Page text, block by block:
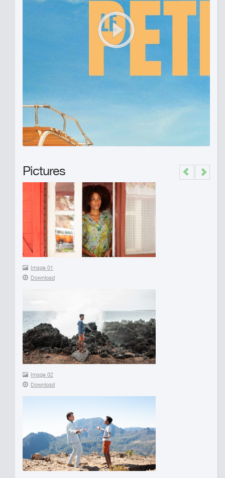
Pictures
Image 01
Download
Image 02
Download
Previous
Next